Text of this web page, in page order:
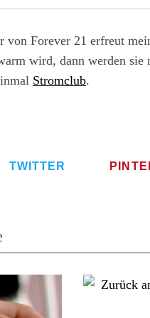
von Forever 21 erfreut
wird, dann werden
Stromclub.
TWITTER